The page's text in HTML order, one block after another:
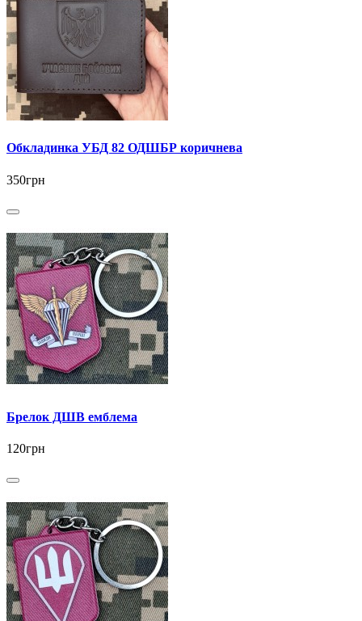
Обкладинка УБД 82 ОДШБР коричнева
350грн
Брелок ДШВ емблема
120грн